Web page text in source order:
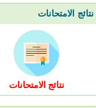
نتائج الامتحانات
نتائج الامتحانات